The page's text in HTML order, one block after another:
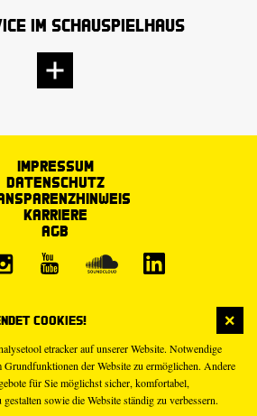
Cookies!
etracker auf unserer Website. Notwendige
der Website zu ermöglichen. Andere
für Sie möglichst sicher, komfortabel,
sowie die Website ständig zu verbessern.
im Schauspielhaus
Impressum
Datenschutz
Karriere
AGB